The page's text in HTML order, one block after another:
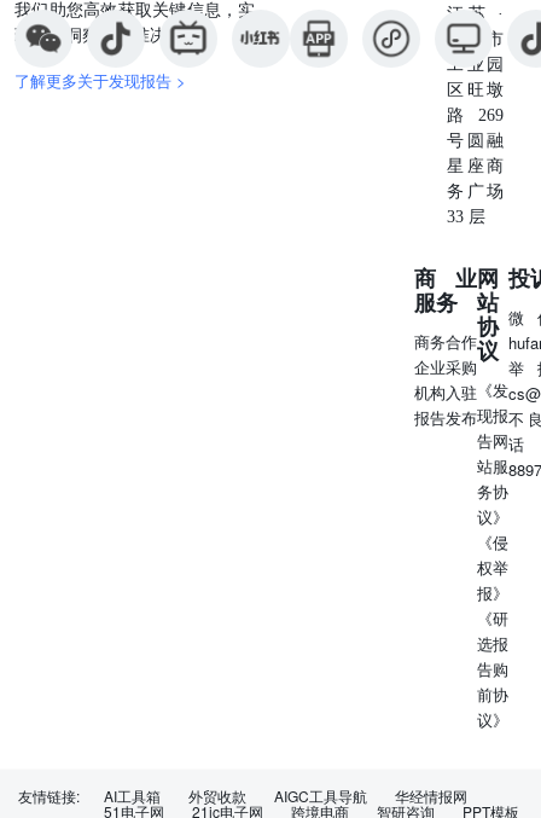
我们助您高效获取关键信息，实
现深度洞察与精准决策。
了解更多关于发现报告 >
江苏 ·
苏州市
工业园
区旺墩
路269
号圆融
星座商
务广场
33 层
商业
服务
商务合作
企业采购
机构入驻
报告发布
网
站
协
议
《发
现报
告网
站服
务协
议》
《侵
权举
报》
《研
选报
告购
前协
议》
投
微
举
不
友情链接: AI工具箱 外贸收款 AIGC工具导航 华经情报网
51电子网 21ic电子网 跨境电商 智研咨询 PPT模板